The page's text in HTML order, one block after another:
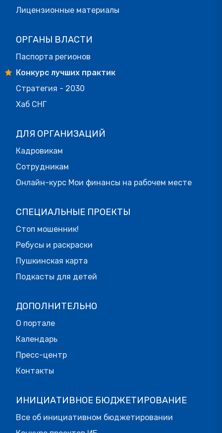
Лицензионные материалы
ОРГАНЫ ВЛАСТИ
Паспорта регионов
Конкурс лучших практик
Стратегия - 2030
Хаб СНГ
ДЛЯ ОРГАНИЗАЦИЙ
Кадровикам
Сотрудникам
Онлайн-курс Мои финансы на рабочем месте
СПЕЦИАЛЬНЫЕ ПРОЕКТЫ
Стоп мошенник!
Ребусы и раскраски
Пушкинская карта
Подкасты для детей
ДОПОЛНИТЕЛЬНО
О портале
Календарь
Пресс-центр
Контакты
ИНИЦИАТИВНОЕ БЮДЖЕТИРОВАНИЕ
Все об инициативном бюджетировании